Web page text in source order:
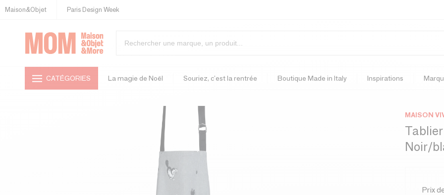
Maison&Objet Paris Design Week
CATÉGORIES La magie de Noël Souriez, c'est la rentrée Boutique Made in Italy Inspirations
MAISON
Noir/
Prix